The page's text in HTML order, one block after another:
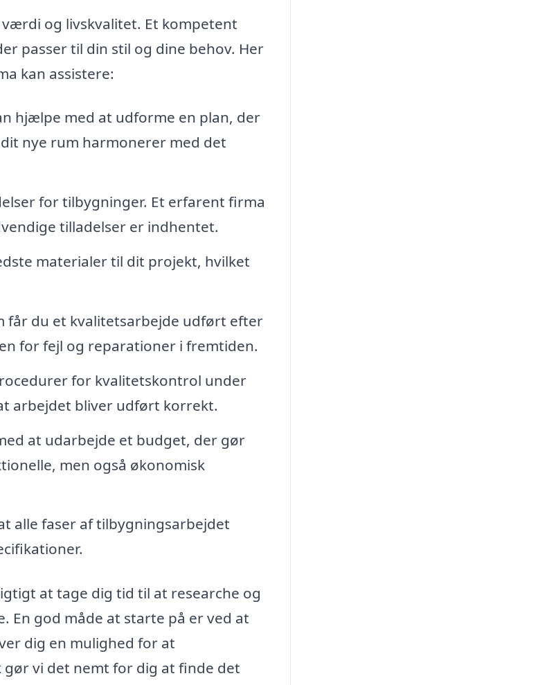
og livskvalitet. Et kompetent
passer til din stil og dine behov. Her
kan assistere:
hjælpe med at udforme en plan, der
nye rum harmonerer med det
for tilbygninger. Et erfarent firma
tilladelser er indhentet.
materialer til dit projekt, hvilket
får du et kvalitetsarbejde udført efter
for fejl og reparationer i fremtiden.
for kvalitetskontrol under
arbejdet bliver udført korrekt.
at udarbejde et budget, der gør
men også økonomisk
alle faser af tilbygningsarbejdet
at tage dig tid til at researche og
god måde at starte på er ved at
dig en mulighed for at
vi det nemt for dig at finde det